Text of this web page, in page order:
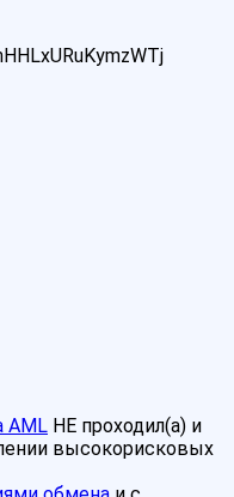
AML НЕ проходил(а) и
высокорисковых